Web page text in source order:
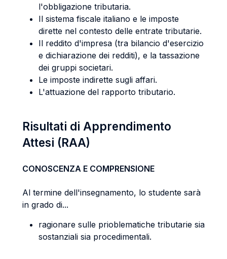
l'obbligazione tributaria.
Il sistema fiscale italiano e le imposte
dirette nel contesto delle entrate tributarie.
Il reddito d'impresa (tra bilancio d'esercizio
e dichiarazione dei redditi), e la tassazione
dei gruppi societari.
Le imposte indirette sugli affari.
L'attuazione del rapporto tributario.
Risultati di Apprendimento
Attesi (RAA)
CONOSCENZA E COMPRENSIONE
Al termine dell'insegnamento, lo studente sarà
in grado di...
ragionare sulle prioblematiche tributarie sia
sostanziali sia procedimentali.